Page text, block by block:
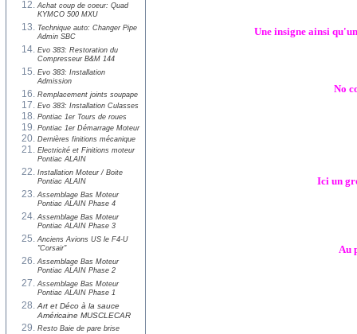
Achat coup de coeur: Quad
KYMCO 500 MXU
Technique auto: Changer Pipe
Admin SBC
Evo 383: Restoration du
Compresseur B&M 144
Evo 383: Installation
Admission
Remplacement joints soupape
Evo 383: Installation Culasses
Pontiac 1er Tours de roues
Pontiac 1er Démarrage Moteur
Dernières finitions mécanique
Electricité et Finitions moteur
Pontiac ALAIN
Installation Moteur / Boite
Pontiac ALAIN
Assemblage Bas Moteur
Pontiac ALAIN Phase 4
Assemblage Bas Moteur
Pontiac ALAIN Phase 3
Anciens Avions US le F4-U
"Corsair"
Assemblage Bas Moteur
Pontiac ALAIN Phase 2
Assemblage Bas Moteur
Pontiac ALAIN Phase 1
Art et Déco à la sauce
Américaine MUSCLECAR
Resto Baie de pare brise
Une insigne ainsi
No
Ici un
Au